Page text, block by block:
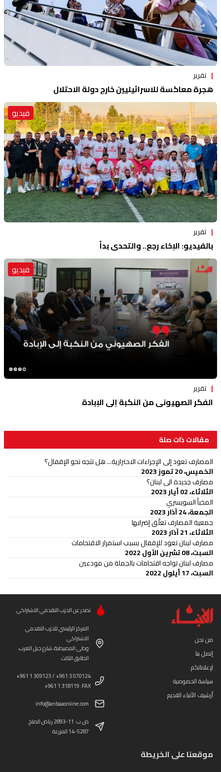
تقرير
هجرة معاكسة للاسرائيليين خارج دولة الاحتلال
فيديو
تقرير
بالفيديو: الإخاء رجع.. والتحدي بدأ
فيديو
تقرير
الفكر الصهيوني من النكبة إلى الإبادة
مقالات ذات صلة
المصارف تعود إلى الإجراءات الاحترازية... هل تتجه نحو الإقفال؟
الخميس، 20 تموز 2023
مصارف جديدة الى لبنان؟
الثلاثاء، 02 أيار 2023
المخبأ السويسري
الجمعة، 24 آذار 2023
جمعية المصارف تعلّق إضرابها
الثلاثاء، 21 آذار 2023
مصارف لبنان تعود للإقفال بسبب استمرار الاقتحامات
السبت، 08 تشرين الأول 2022
مصارف لبنان تواجه اقتحامات بالجملة من مودعين
السبت، 17 أيلول 2022
من نحن
إتصل بنا
لإعلاناتكم
سياسة الخصوصية
أرشيف الأنباء القديم
تصدر عن الحزب التقدمي الاشتراكي
المركز الرئيسي للحزب التقدمي
الاشتراكي
وطى المصيطبة، شارع جبل العرب،
الطابق الثالث
+961 1 309123 / +961 3 070124
+961 1 318119 :FAX
info@anbaaonline.com
ص.ب: 11-2893 رياض الصلح
14-5287 المزرعة
موقعنا على الخريطة